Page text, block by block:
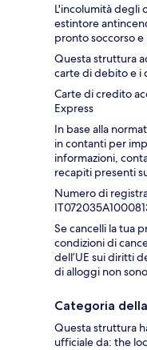
L'incolumità degli
estintore
pronto soccorso
Questa struttura
carte di debito e i
Carte di credito
Express
In base alla
in contanti per
informazioni,
recapiti presenti
Numero di
Se cancelli la tua
condizioni di
dell’UE sui diritti
di alloggi non
Categoria
Questa struttura
ufficiale da: the